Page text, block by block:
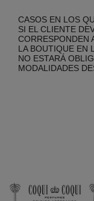
CASOS EN LOS
SI EL CLIENTE
CORRESPONDEN
LA BOUTIQUE EN
NO ESTARÁ
MODALIDADES